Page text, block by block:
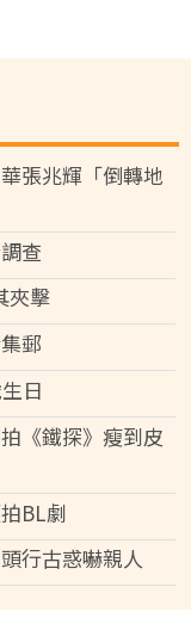
張兆輝「倒轉地
查
夾擊
郵
日
《鐵探》瘦到皮
BL劇
行古惑嚇親人